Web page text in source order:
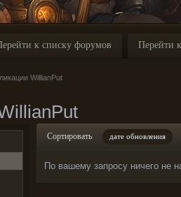
к списку форумов Перейти
WillianPut
Сортировать дате обновления
По вашему запросу ничего не